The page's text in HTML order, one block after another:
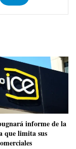
informe de la
que limita sus